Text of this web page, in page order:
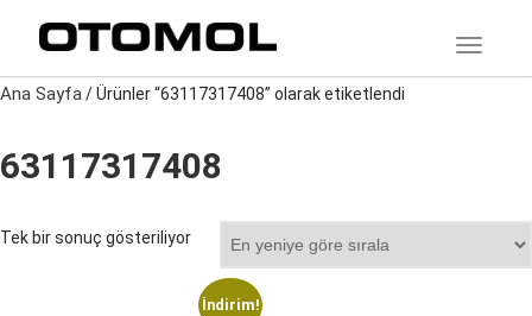
Ana Sayfa/ Ürünler “63117317408” olarak etiketlendi
63117317408
Tek bir sonuç gösteriliyor
İndirim!